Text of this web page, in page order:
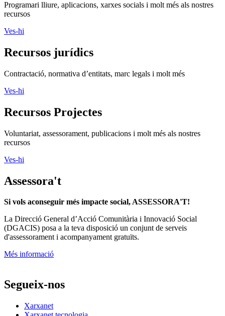
Programari lliure, aplicacions, xarxes socials i molt més als nostres
recursos
Ves-hi
Recursos jurídics
Contractació, normativa d’entitats, marc legals i molt més
Ves-hi
Recursos Projectes
Voluntariat, assessorament, publicacions i molt més als nostres
recursos
Ves-hi
Assessora't
Si vols aconseguir més impacte social, ASSESSORA'T!
La Direcció General d’Acció Comunitària i Innovació Social
(DGACIS) posa a la teva disposició un conjunt de serveis
d'assessorament i acompanyament gratuïts.
Més informació
Segueix-nos
Xarxanet